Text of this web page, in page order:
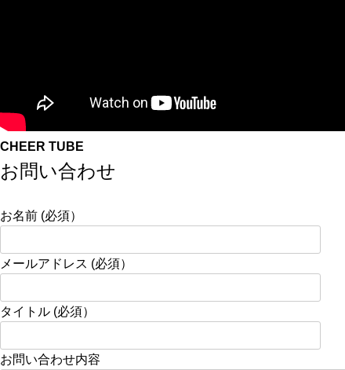
CHEER TUBE
お問い合わせ
お名前 (必須）
メールアドレス (必須）
タイトル (必須）
お問い合わせ内容